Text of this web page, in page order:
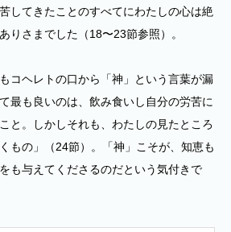
してきたことのすべてにわたしの心は絶
りさまでした（18〜23節参照）。
コヘレトの口から「神」という言葉が漏
最も良いのは、飲み食いし自分の労苦に
と。しかしそれも、わたしの見たところ
もの」（24節）。「神」こそが、知恵も
も与えてくださるのだという気付きで